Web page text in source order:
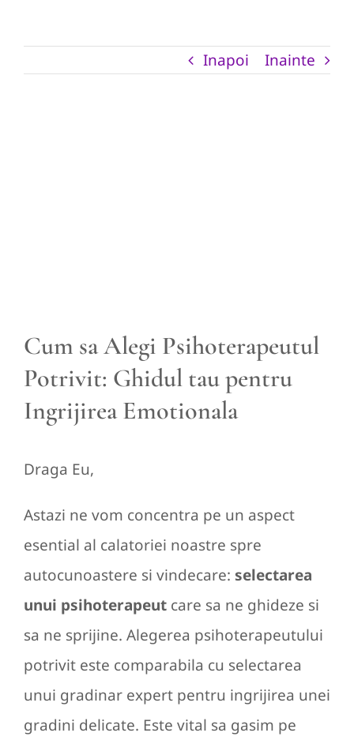
Inapoi Inainte
Cum sa Alegi Psihoterapeutul
Potrivit: Ghidul tau pentru
Ingrijirea Emotionala
Draga Eu,
Astazi ne vom concentra pe un aspect
esential al calatoriei noastre spre
autocunoastere si vindecare: selectarea
unui psihoterapeut care sa ne ghideze si
sa ne sprijine. Alegerea psihoterapeutului
potrivit este comparabila cu selectarea
unui gradinar expert pentru ingrijirea unei
gradini delicate. Este vital sa gasim pe